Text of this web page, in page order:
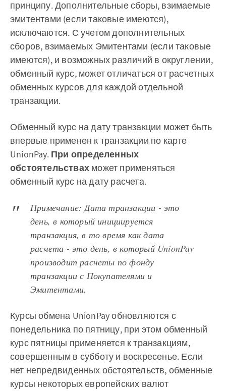
принципу. Дополнительные сборы, взимаемые
эмитентами (если таковые имеются),
исключаются. С учетом дополнительных
сборов, взимаемых Эмитентами (если таковые
имеются), и возможных различий в округлении,
обменный курс, может отличаться от расчетных
обменных курсов для каждой отдельной
транзакции.
Обменный курс на дату транзакции может быть
впервые применен к транзакции по карте
UnionPay. При определенных
обстоятельствах может применяться
обменный курс на дату расчета.
Примечание: Дата транзакции - это
день, в который инициируется
транзакция, в то время как дата
расчета - это день, в который UnionPay
производит расчеты по фонду
транзакции с Покупателями и
Эмитентами.
Курсы обмена UnionPay обновляются с
понедельника по пятницу, при этом обменный
курс пятницы применяется к транзакциям,
совершенным в субботу и воскресенье. Если
нет непредвиденных обстоятельств, обменные
курсы некоторых европейских валют